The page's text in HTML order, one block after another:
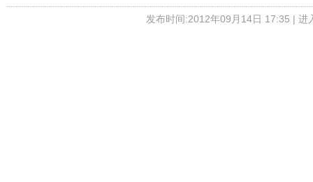
发布时间:2012年09月14日 17:35 | 进